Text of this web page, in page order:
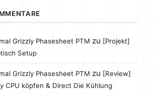
Grizzly Phasesheet PTM zu [Projekt]
Setup
Grizzly Phasesheet PTM zu [Review]
CPU köpfen & Direct Die Kühlung